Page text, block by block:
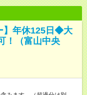
】年休125日◆大
！（富山中央